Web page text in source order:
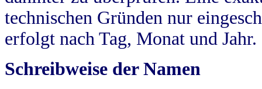
technischen Gründen nur
erfolgt nach Tag, Monat und Jahr.
Schreibweise der Namen